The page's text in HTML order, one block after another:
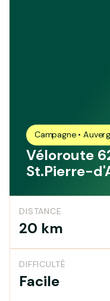
Campagne •
Véloroute
St.Pierre-
DISTANCE
20 km
DIFFICULTÉ
Facile